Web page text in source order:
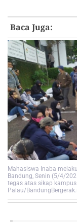
Baca Juga:
Mahasiswa Inaba
Bandung, Senin (5/4/
tegas atas sikap
Palau/